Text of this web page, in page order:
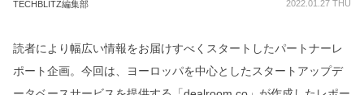
TECHBLITZ編集部 2022.01.27 THU
読者により幅広い情報をお届けすべくスタートしたパートナーレ
ポート企画。今回は、ヨーロッパを中心としたスタートアップデ